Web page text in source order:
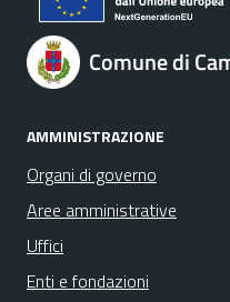
Comune di
AMMINISTRAZIONE
Organi di governo
Aree amministrative
Uffici
Enti e fondazioni